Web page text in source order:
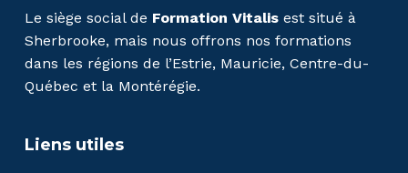
Le siège social de Formation Vitalisest situé à
Sherbrooke, mais nous offrons nos formations
dans les régions de l’Estrie, Mauricie, Centre-du-
Québec et la Montérégie.
Liens utiles